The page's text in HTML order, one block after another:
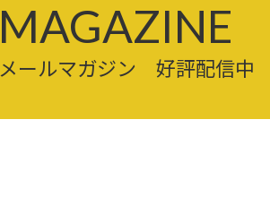
MAGAZINE
メールマガジン 好評配信中